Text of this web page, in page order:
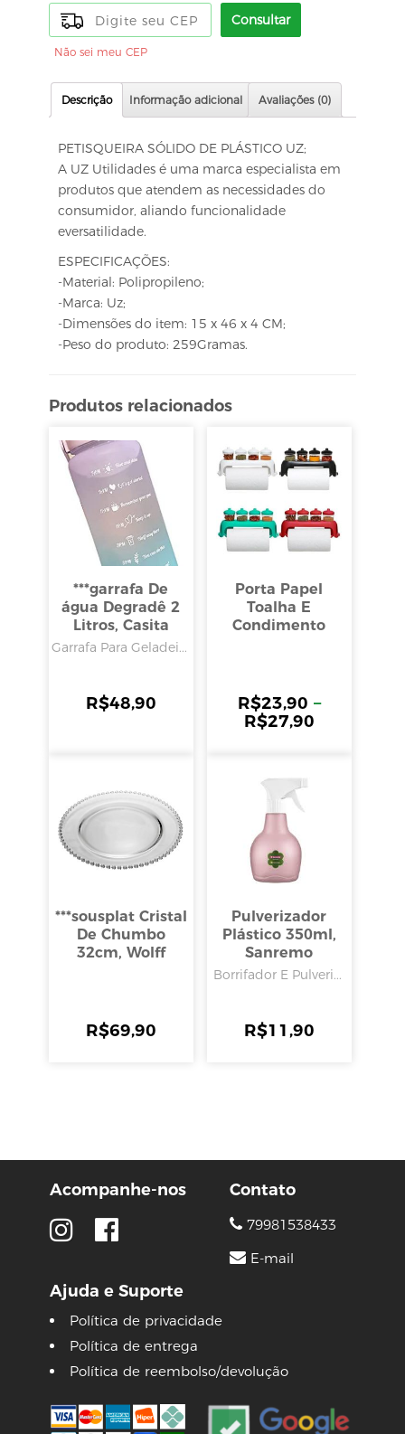
Consultar
Não sei meu CEP
Descrição Informação adicional Avaliações (0)
PETISQUEIRA SÓLIDO DE PLÁSTICO UZ;
A UZ Utilidades é uma marca especialista em
produtos que atendem as necessidades do
consumidor, aliando funcionalidade
eversatilidade.
ESPECIFICAÇÕES:
-Material: Polipropileno;
-Marca: Uz;
-Dimensões do item: 15 x 46 x 4 CM;
-Peso do produto: 259Gramas.
Produtos relacionados
***garrafa De
água Degradê 2
Litros, Casita
Garrafa Para Geladei...
R$48,90
Porta Papel
Toalha E
Condimento
R$23,90 –
R$27,90
***sousplat Cristal
De Chumbo
32cm, Wolff
R$69,90
Pulverizador
Plástico 350ml,
Sanremo
Borrifador E Pulveri...
R$11,90
Acompanhe-nos
Ajuda e Suporte
Política de privacidade
Política de entrega
Política de reembolso/devolução
Contato
79981538433
E-mail